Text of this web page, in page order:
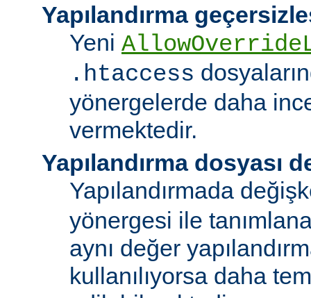
Yapılandırma
Yeni
.htaccess
yönergelerde daha
vermektedir.
Yapılandırma dosyası
Yapılandırmada
yönergesi ile
aynı değer
kullanılıyorsa daha